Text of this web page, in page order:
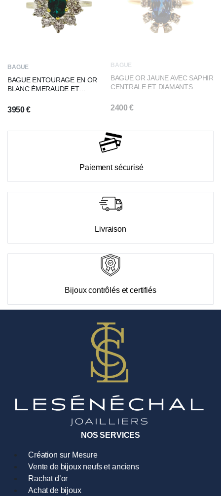
BAGUE
BAGUE ENTOURAGE EN OR
BLANC ÉMERAUDE ET
3950€
BAGUE
BAGUE OR JAUNE AVEC SAPHIR
CENTRALE ET DIAMANTS
2400€
Paiement sécurisé
Livraison
Bijoux contrôlés et certifiés
NOS SERVICES
Création sur Mesure
Vente de bijoux neufs et anciens
Rachat d’or
Achat de bijoux